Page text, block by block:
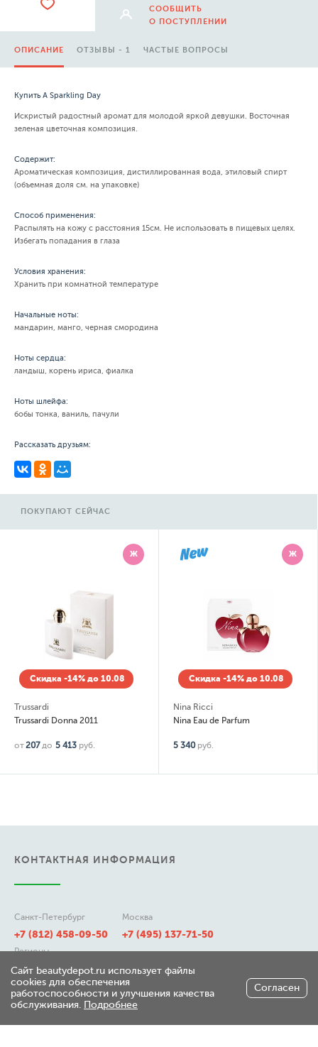
СООБЩИТЬ
О ПОСТУПЛЕНИИ
ОПИСАНИЕ ОТЗЫВЫ - 1 ЧАСТЫЕ ВОПРОСЫ
Купить A Sparkling Day
Искристый радостный аромат для молодой яркой девушки. Восточная
зеленая цветочная композиция.
Содержит:
Ароматическая композиция, дистиллированная вода, этиловый спирт
(объемная доля см. на упаковке)
Способ применения:
Распылять на кожу с расстояния 15см. Не использовать в пищевых целях.
Избегать попадания в глаза
Условия хранения:
Хранить при комнатной температуре
Начальные ноты:
мандарин, манго, черная смородина
Ноты сердца:
ландыш, корень ириса, фиалка
Ноты шлейфа:
бобы тонка, ваниль, пачули
Рассказать друзьям:
ПОКУПАЮТ СЕЙЧАС
Ж
Скидка -14% до 10.08
Trussardi
Trussardi Donna 2011
от207 до 5 413 руб.
Ж
Скидка -14% до 10.08
Nina Ricci
Nina Eau de Parfum
5 340 руб.
КОНТАКТНАЯ ИНФОРМАЦИЯ
Санкт-Петербург
+7 (812) 458-09-50
Москва
+7 (495) 137-71-50
Регионы
8 (800) 511-21-50
197348, г. Санкт-Петербург,
Сайт beautydepot.ru использует файлы
cookies для обеспечения
работоспособности и улучшения качества
обслуживания. Подробнее
Согласен